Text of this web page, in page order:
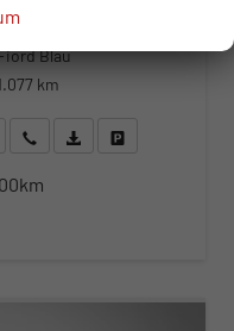
Blau
km
WhatsApp anfragen
Wir rufen Sie anFahrzeugexposé (PDF)